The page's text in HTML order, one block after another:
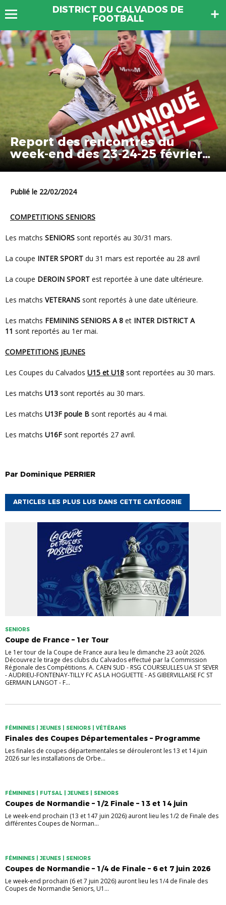
DISTRICT DU CALVADOS DE
FOOTBALL
Report des rencontres du
week-end des 23-24-25 février
2024
Publié le 22/02/2024
COMPETITIONS SENIORS
Les matchs SENIORS sont reportés au 30/31 mars.
La coupe INTER SPORT du 31 mars est reportée au 28 avril
La coupe DEROIN SPORT est reportée à une date ultérieure.
Les matchs VETERANS sont reportés à une date ultérieure.
Les matchs FEMININS SENIORS A 8 et INTER DISTRICT A
11 sont reportés au 1er mai.
COMPETITIONS JEUNES
Les Coupes du Calvados U15 et U18 sont reportées au 30 mars.
Les matchs U13 sont reportés au 30 mars.
Les matchs U13F poule B sont reportés au 4 mai.
Les matchs U16F sont reportés 27 avril.
Par Dominique PERRIER
ARTICLES LES PLUS LUS DANS CETTE CATÉGORIE
SENIORS
Coupe de France – 1er Tour
Le 1er tour de la Coupe de France aura lieu le dimanche 23 août 2026.
Découvrez le tirage des clubs du Calvados effectué par la Commission
Régionale des Compétitions. A. CAEN SUD - RSG COURSEULLES UA ST SEVER
- AUDRIEU-FONTENAY-TILLY FC AS LA HOGUETTE - AS GIBERVILLAISE FC ST
GERMAIN LANGOT - F...
FÉMININES | JEUNES | SENIORS | VÉTÉRANS
Finales des Coupes Départementales – Programme
Les finales de coupes départementales se dérouleront les 13 et 14 juin
2026 sur les installations de Orbe...
FÉMININES | FUTSAL | JEUNES | SENIORS
Coupes de Normandie – 1/2 Finale – 13 et 14 juin
Le week-end prochain (13 et 147 juin 2026) auront lieu les 1/2 de Finale des
différentes Coupes de Norman...
FÉMININES | JEUNES | SENIORS
Coupes de Normandie – 1/4 de Finale – 6 et 7 juin 2026
Le week-end prochain (6 et 7 juin 2026) auront lieu les 1/4 de Finale des
Coupes de Normandie Seniors, U1...